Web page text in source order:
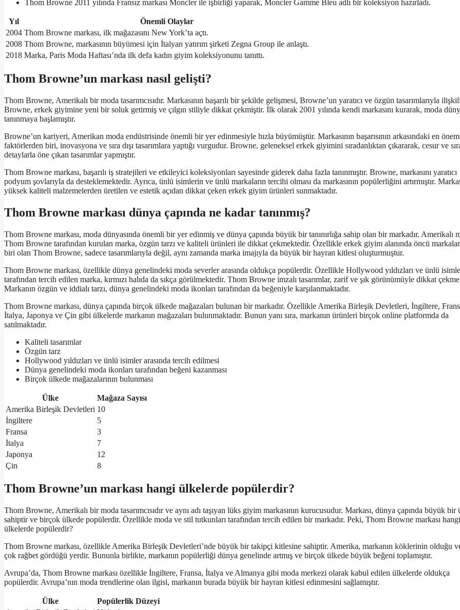
Thom Browne 2011 yılında Fransız markası Moncler ile işbirliği yaparak, Moncler Gamme Bleu adlı bir koleksiyon hazırladı.
Yıl
Önemli Olaylar
2004 Thom Browne markası, ilk mağazasını New York’ta açtı.
2008 Thom Browne, markasının büyümesi için İtalyan yatırım şirketi Zegna Group ile anlaştı.
2018 Marka, Paris Moda Haftası’nda ilk defa kadın giyim koleksiyonunu tanıttı.
Thom Browne’un markası nasıl gelişti?
Thom Browne, Amerikalı bir moda tasarımcısıdır. Markasının başarılı bir şekilde gelişmesi, Browne’un yaratıcı ve özgün tasarımlarıyla
Browne, erkek giyimine yeni bir soluk getirmiş ve çılgın stiliyle dikkat çekmiştir. İlk olarak 2001 yılında kendi markasını kurarak, moda
tanınmaya başlamıştır.
Browne’un kariyeri, Amerikan moda endüstrisinde önemli bir yer edinmesiyle hızla büyümüştür. Markasının başarısının arkasındaki en
faktörlerden biri, inovasyona ve sıra dışı tasarımlara yaptığı vurgudur. Browne, geleneksel erkek giyimini sıradanlıktan çıkararak, cesur ve
detaylarla öne çıkan tasarımlar yapmıştır.
Thom Browne markası, başarılı iş stratejileri ve etkileyici koleksiyonları sayesinde giderek daha fazla tanınmıştır. Browne, markasını yaratıcı
podyum şovlarıyla da desteklemektedir. Ayrıca, ünlü isimlerin ve ünlü markaların tercihi olması da markasının popülerliğini artırmıştır.
yüksek kaliteli malzemelerden üretilen ve estetik açıdan dikkat çeken erkek giyim ürünleri sunmaktadır.
Thom Browne markası dünya çapında ne kadar tanınmış?
Thom Browne markası, moda dünyasında önemli bir yer edinmiş ve dünya çapında büyük bir tanınırlığa sahip olan bir markadır. Amerikalı
Thom Browne tarafından kurulan marka, özgün tarzı ve kaliteli ürünleri ile dikkat çekmektedir. Özellikle erkek giyim alanında öncü
biri olan Thom Browne, sadece tasarımlarıyla değil, aynı zamanda marka imajıyla da büyük bir hayran kitlesi oluşturmuştur.
Thom Browne markası, özellikle dünya genelindeki moda severler arasında oldukça popülerdir. Özellikle Hollywood yıldızları ve ünlü
tarafından tercih edilen marka, kırmızı halıda da sıkça görülmektedir. Thom Browne imzalı tasarımlar, zarif ve şık görünümüyle dikkat
Markanın özgün ve iddialı tarzı, dünya genelindeki moda ikonları tarafından da beğeniyle karşılanmaktadır.
Thom Browne markası, dünya çapında birçok ülkede mağazaları bulunan bir markadır. Özellikle Amerika Birleşik Devletleri, İngiltere,
İtalya, Japonya ve Çin gibi ülkelerde markanın mağazaları bulunmaktadır. Bunun yanı sıra, markanın ürünleri birçok online platformda da
satılmaktadır.
Kaliteli tasarımlar
Özgün tarz
Hollywood yıldızları ve ünlü isimler arasında tercih edilmesi
Dünya genelindeki moda ikonları tarafından beğeni kazanması
Birçok ülkede mağazalarının bulunması
Ülke
Mağaza Sayısı
Amerika Birleşik Devletleri 10
İngiltere
5
Fransa
3
İtalya
7
Japonya
12
Çin
8
Thom Browne’un markası hangi ülkelerde popülerdir?
Thom Browne, Amerikalı bir moda tasarımcısıdır ve aynı adı taşıyan lüks giyim markasının kurucusudur. Markası, dünya çapında büyük bir
sahiptir ve birçok ülkede popülerdir. Özellikle moda ve stil tutkunları tarafından tercih edilen bir markadır. Peki, Thom Browne markası hangi
ülkelerde popülerdir?
Thom Browne markası, özellikle Amerika Birleşik Devletleri’nde büyük bir takipçi kitlesine sahiptir. Amerika, markanın köklerinin olduğu
çok rağbet gördüğü yerdir. Bununla birlikte, markanın popülerliği dünya genelinde artmış ve birçok ülkede büyük beğeni toplamıştır.
Avrupa’da, Thom Browne markası özellikle İngiltere, Fransa, İtalya ve Almanya gibi moda merkezi olarak kabul edilen ülkelerde oldukça
popülerdir. Avrupa’nın moda trendlerine olan ilgisi, markanın burada büyük bir hayran kitlesi edinmesini sağlamıştır.
Ülke
Popülerlik Düzeyi